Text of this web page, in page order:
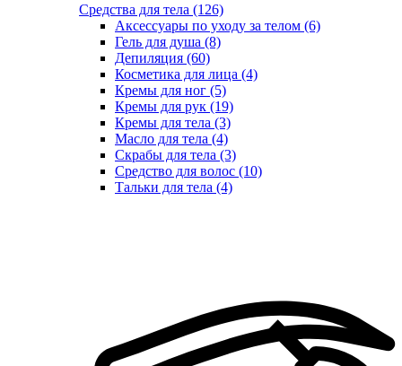
Средства для тела (126)
Аксессуары по уходу за телом (6)
Гель для душа (8)
Депиляция (60)
Косметика для лица (4)
Кремы для ног (5)
Кремы для рук (19)
Кремы для тела (3)
Масло для тела (4)
Скрабы для тела (3)
Средство для волос (10)
Тальки для тела (4)